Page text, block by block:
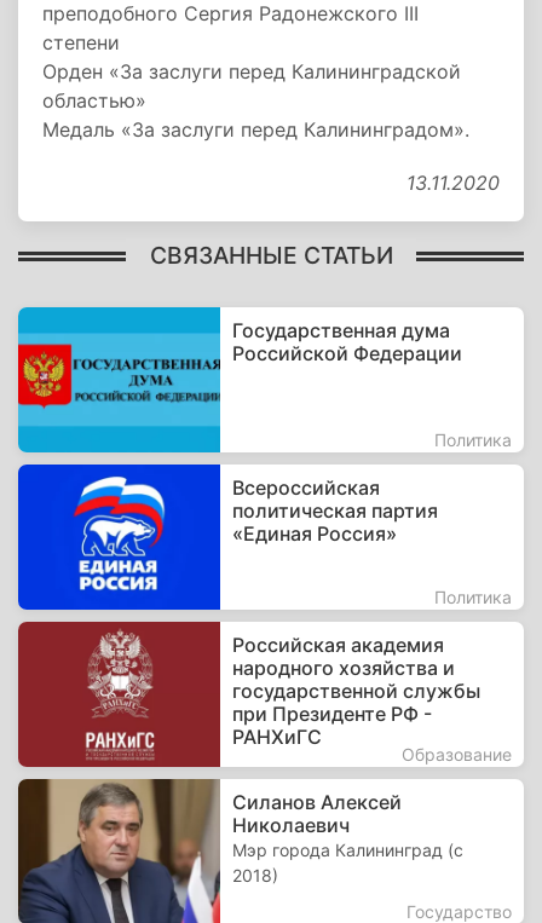
преподобного Сергия Радонежского III
степени
Орден «За заслуги перед Калининградской
областью»
Медаль «За заслуги перед Калининградом».
13.11.2020
СВЯЗАННЫЕ СТАТЬИ
Государственная дума
Российской Федерации
Политика
Всероссийская
политическая партия
«Единая Россия»
Политика
Российская академия
народного хозяйства и
государственной службы
при Президенте РФ -
РАНХиГС
Образование
Силанов Алексей
Николаевич
Мэр города Калининград (с
2018)
Государство